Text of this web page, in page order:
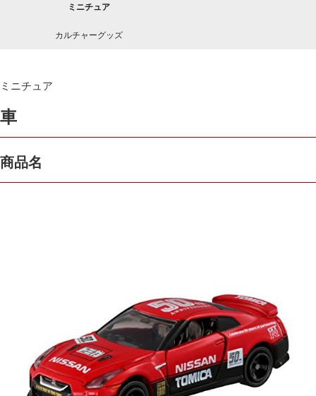
ミニチュア
カルチャーグッズ
ミニチュア
車
商品名